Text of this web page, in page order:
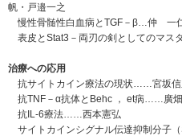
帆・戸邉一之
慢性骨髄性白血病とTGF－β…仲 一
表皮とStat3－両刃の剣としてのマ
治療への応用
抗サイトカイン療法の現状……宮坂信
抗TNF－α抗体とBehc ， et病……廣
抗IL-6療法……西本憲弘
サイトカインシグナル伝達抑制分子